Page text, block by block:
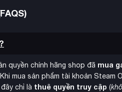
quyền chính hãng shop đã mua
mua sản phẩm tài khoản Steam
đây chỉ là thuê quyền truy cập (